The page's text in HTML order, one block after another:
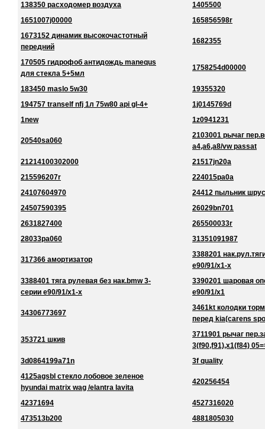
138350 расходомер воздуха
1405500
1651007j00000
165856598r
1673152 динамик высокочастотный
передний
1682355
170505 гидрофоб антидождь manequs
для стекла 5+5мл
1758254d00000
183450 maslo 5w30
19355320
194757 tranself nfj 1л 75w80 api gl-4+
1j0145769d
1new
1z0941231
20540sa060
2103001 рычаг
a4,a6,a8/vw passat
21214100302000
21517jn20a
215596207r
224015pa0a
24107604970
24412 пыльник
24507590395
26029bn701
2631827400
265500033r
28033pa060
31351091987
317366 амортизатор
3388201
e90/91/x1-x
3388401 тяга рулевая без нак.bmw 3-
серии e90/91/x1-x
3390201 шаровая
e90/91/x1
34306773697
3461kt колодки
перед kia(carens
353721 шкив
3711901 рычаг
3(f90,f91),x1(f84)
3d0864199a71n
3f quality
4125agsbl стекло лобовое зеленое
hyundai matrix wag /elantra lavita
420256454
42371694
4527316020
473513b200
4881805030